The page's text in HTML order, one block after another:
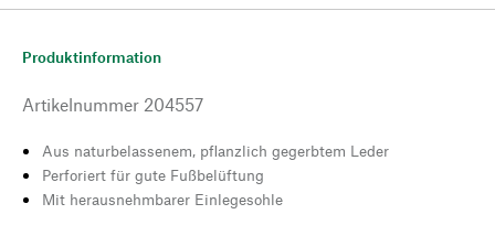
Produktinformation
Artikelnummer 204557
Aus naturbelassenem, pflanzlich gegerbtem Leder
Perforiert für gute Fußbelüftung
Mit herausnehmbarer Einlegesohle